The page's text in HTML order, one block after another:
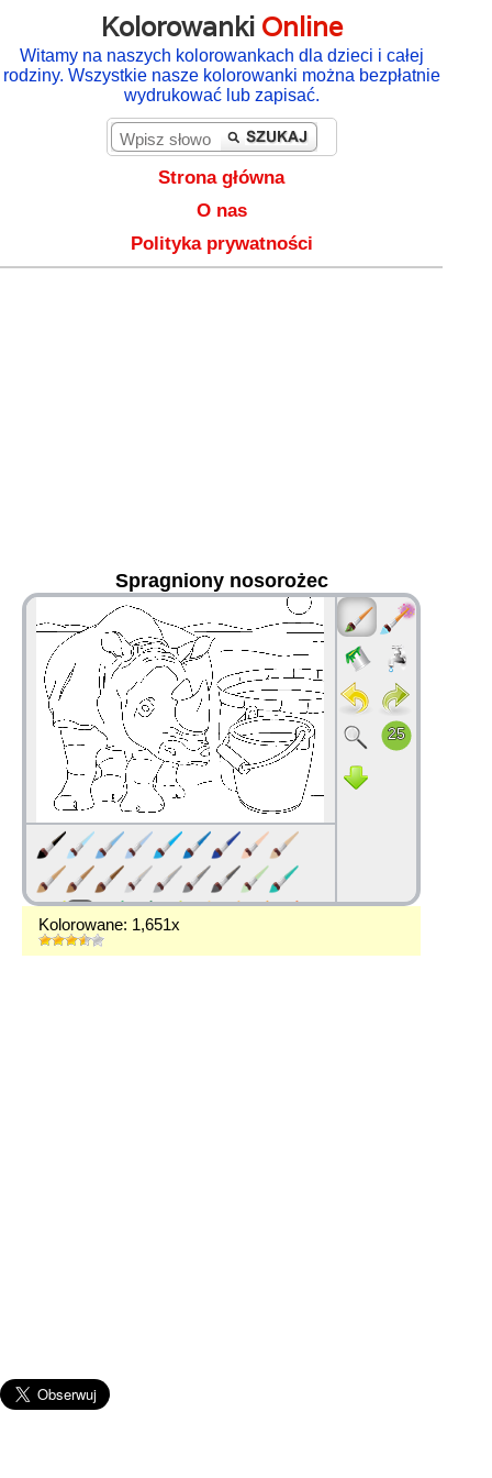
Kolorowanki Online
Witamy na naszych kolorowankach dla dzieci i całej
rodziny. Wszystkie nasze kolorowanki można bezpłatnie
wydrukować lub zapisać.
Strona główna
O nas
Polityka prywatności
Spragniony nosorożec
Kolorowane: 1,651x